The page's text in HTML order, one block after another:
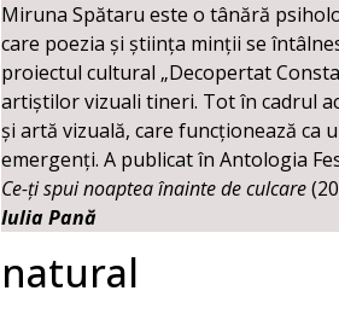
Miruna Spătaru este o tânără
care poezia și știința minții se
proiectul cultural „Decopertat
artiștilor vizuali tineri. Tot în cadrul
și artă vizuală, care funcționează
emergenți. A publicat în Antologia
Ce-ți spui noaptea înainte de culcare
Iulia Pană
natural